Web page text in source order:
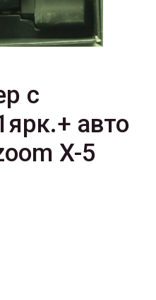
с
авто
X-5